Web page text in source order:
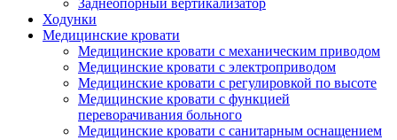
Заднеопорный вертикализатор
Ходунки
Медицинские кровати
Медицинские кровати с механическим приводом
Медицинские кровати с электроприводом
Медицинские кровати с регулировкой по высоте
Медицинские кровати с функцией
переворачивания больного
Медицинские кровати с санитарным оснащением